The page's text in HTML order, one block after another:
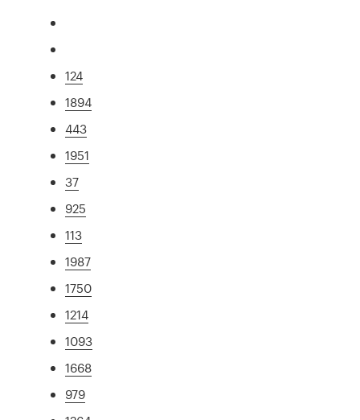
124
1894
443
1951
37
925
113
1987
1750
1214
1093
1668
979